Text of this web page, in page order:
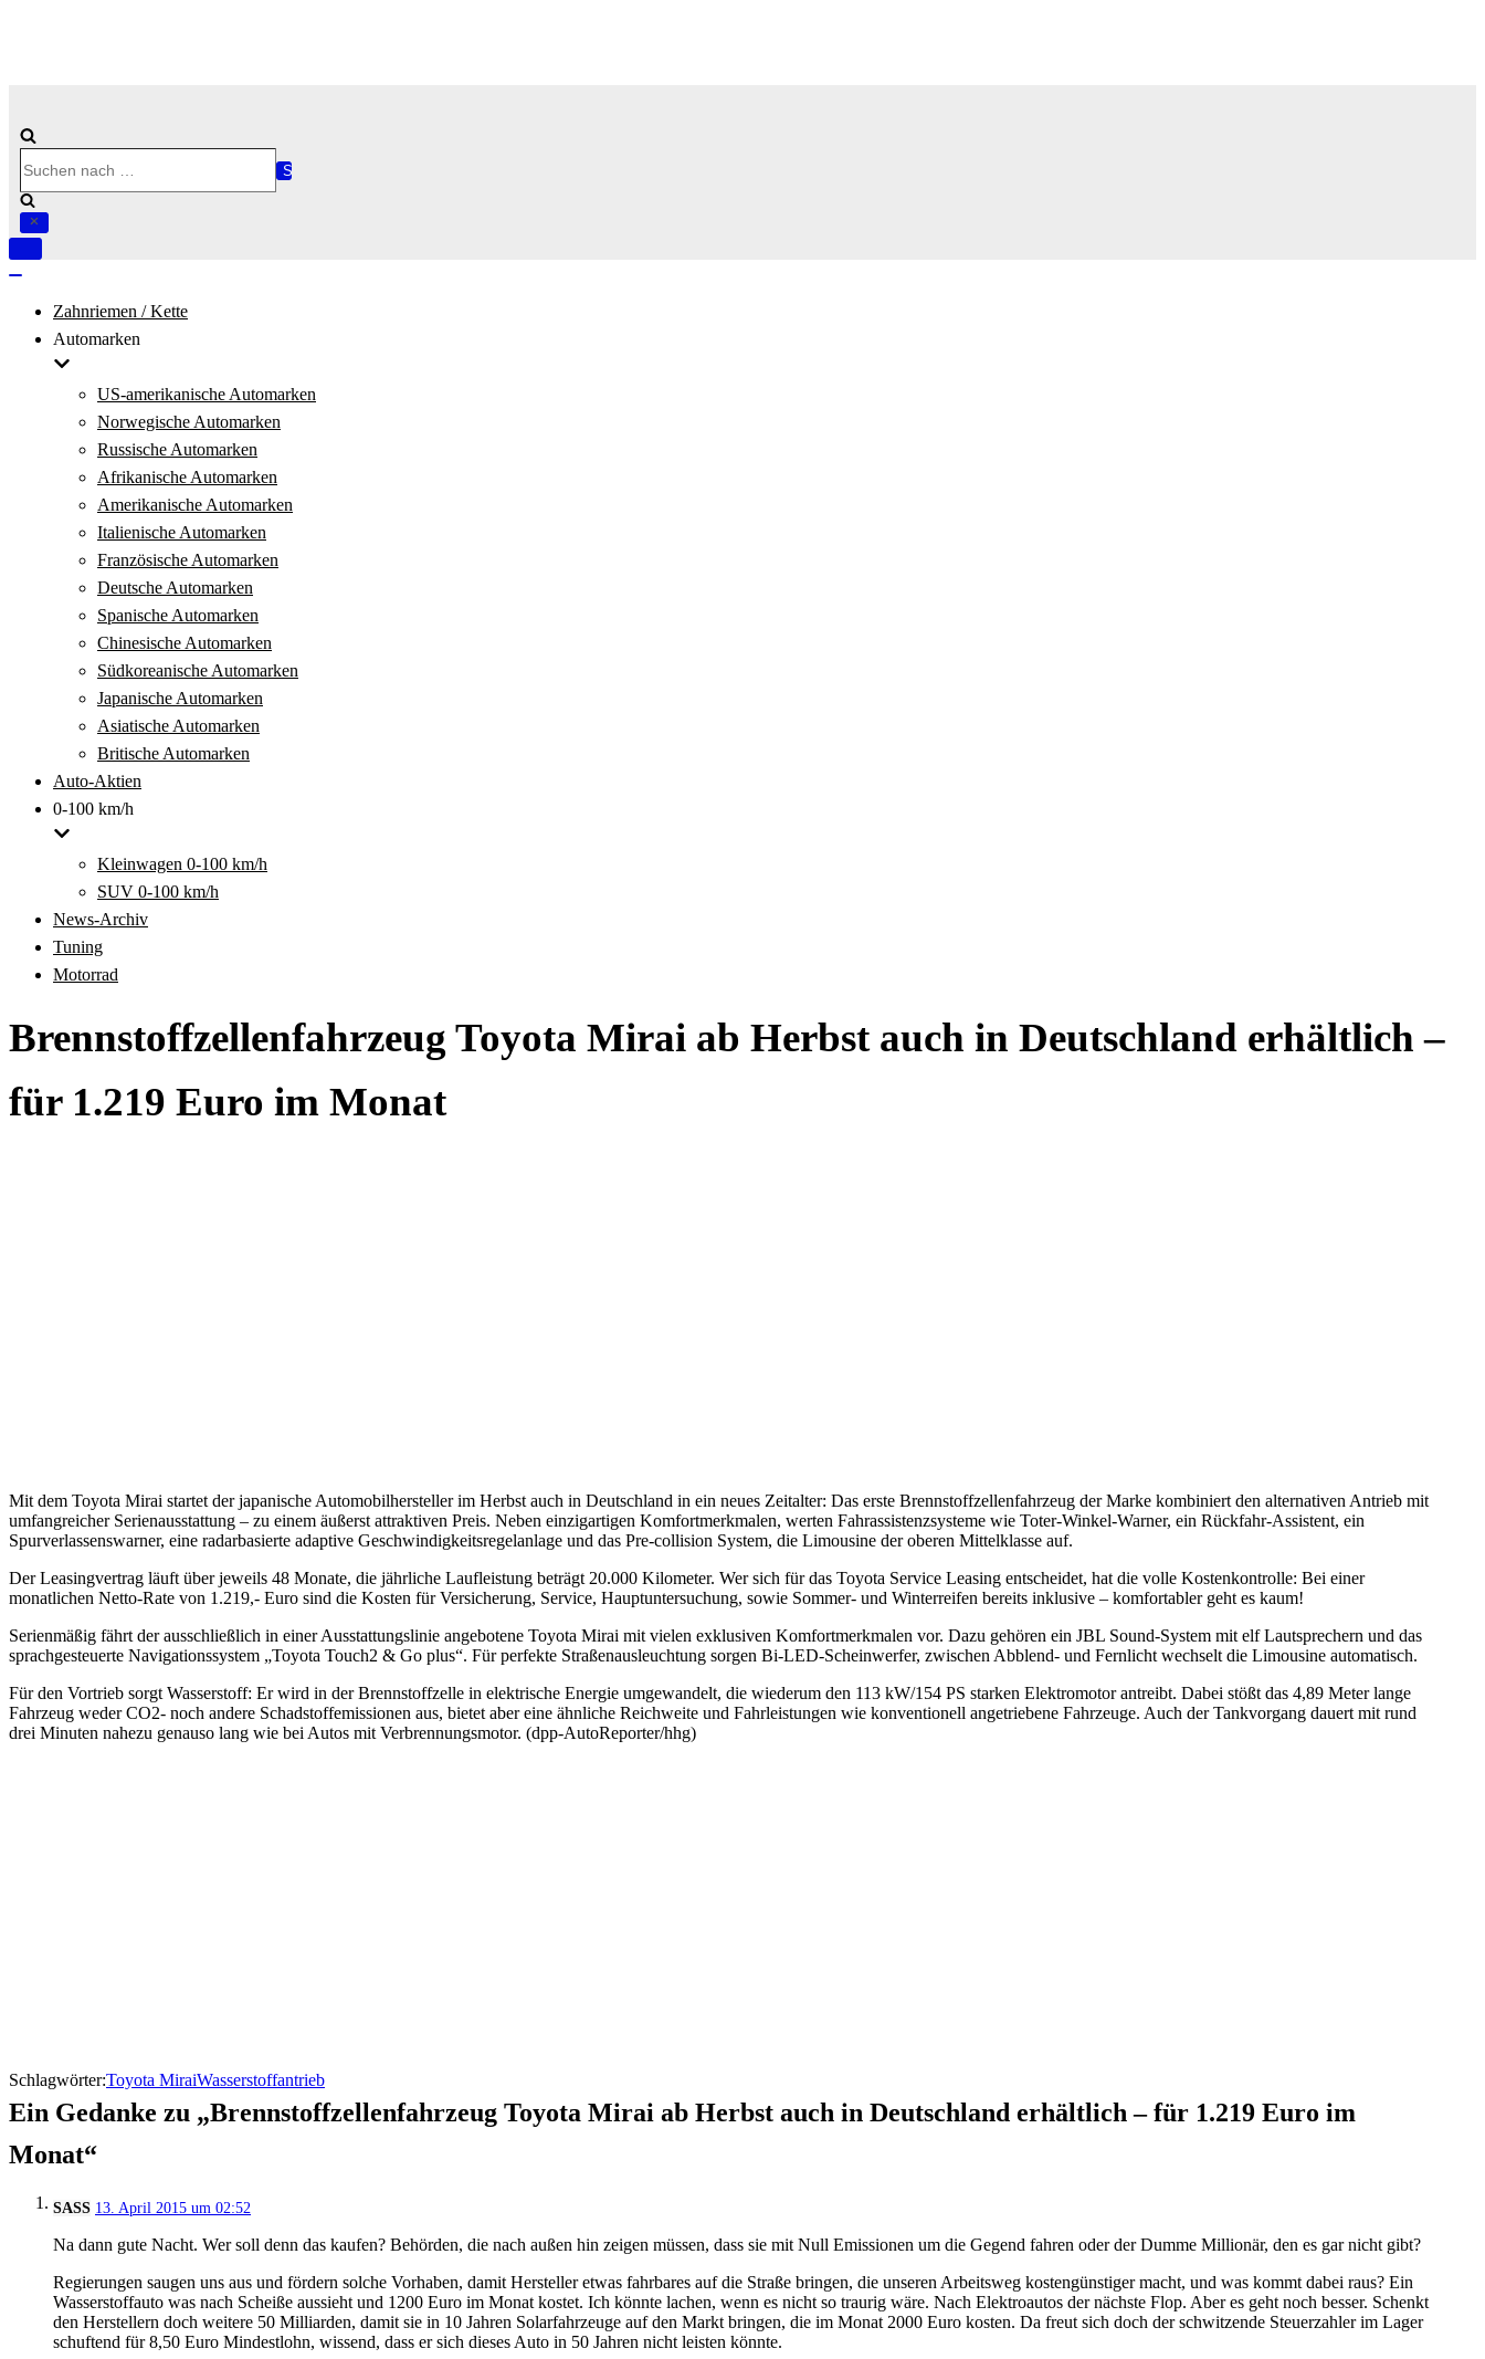
nach …
Navigation
Zahnriemen / Kette
Automarken
US-amerikanische Automarken
Norwegische Automarken
Russische Automarken
Afrikanische Automarken
Amerikanische Automarken
Italienische Automarken
Französische Automarken
Deutsche Automarken
Spanische Automarken
Chinesische Automarken
Südkoreanische Automarken
Japanische Automarken
Asiatische Automarken
Britische Automarken
Auto-Aktien
0-100 km/h
Kleinwagen 0-100 km/h
SUV 0-100 km/h
News-Archiv
Tuning
Motorrad
Brennstoffzellenfahrzeug Toyota Mirai ab Herbst auch in Deutschland erhältlich –
für 1.219 Euro im Monat
Mit dem Toyota Mirai startet der japanische Automobilhersteller im Herbst auch in Deutschland in ein neues Zeitalter: Das erste Brennstoffzellenfahrzeug der Marke kombiniert den alternativen Antrieb mit
umfangreicher Serienausstattung – zu einem äußerst attraktiven Preis. Neben einzigartigen Komfortmerkmalen, werten Fahrassistenzsysteme wie Toter-Winkel-Warner, ein Rückfahr-Assistent, ein
Spurverlassenswarner, eine radarbasierte adaptive Geschwindigkeitsregelanlage und das Pre-collision System, die Limousine der oberen Mittelklasse auf.
Der Leasingvertrag läuft über jeweils 48 Monate, die jährliche Laufleistung beträgt 20.000 Kilometer. Wer sich für das Toyota Service Leasing entscheidet, hat die volle Kostenkontrolle: Bei einer
monatlichen Netto-Rate von 1.219,- Euro sind die Kosten für Versicherung, Service, Hauptuntersuchung, sowie Sommer- und Winterreifen bereits inklusive – komfortabler geht es kaum!
Serienmäßig fährt der ausschließlich in einer Ausstattungslinie angebotene Toyota Mirai mit vielen exklusiven Komfortmerkmalen vor. Dazu gehören ein JBL Sound-System mit elf Lautsprechern und das
sprachgesteuerte Navigationssystem „Toyota Touch2 & Go plus“. Für perfekte Straßenausleuchtung sorgen Bi-LED-Scheinwerfer, zwischen Abblend- und Fernlicht wechselt die Limousine automatisch.
Für den Vortrieb sorgt Wasserstoff: Er wird in der Brennstoffzelle in elektrische Energie umgewandelt, die wiederum den 113 kW/154 PS starken Elektromotor antreibt. Dabei stößt das 4,89 Meter lange
Fahrzeug weder CO2- noch andere Schadstoffemissionen aus, bietet aber eine ähnliche Reichweite und Fahrleistungen wie konventionell angetriebene Fahrzeuge. Auch der Tankvorgang dauert mit rund
drei Minuten nahezu genauso lang wie bei Autos mit Verbrennungsmotor. (dpp-AutoReporter/hhg)
Schlagwörter:Toyota MiraiWasserstoffantrieb
Ein Gedanke zu „Brennstoffzellenfahrzeug Toyota Mirai ab Herbst auch in Deutschland erhältlich – für 1.219 Euro im
Monat“
SASS 13. April 2015 um 02:52
Na dann gute Nacht. Wer soll denn das kaufen? Behörden, die nach außen hin zeigen müssen, dass sie mit Null Emissionen um die Gegend fahren oder der Dumme Millionär, den es gar nicht gibt?
Regierungen saugen uns aus und fördern solche Vorhaben, damit Hersteller etwas fahrbares auf die Straße bringen, die unseren Arbeitsweg kostengünstiger macht, und was kommt dabei raus? Ein
Wasserstoffauto was nach Scheiße aussieht und 1200 Euro im Monat kostet. Ich könnte lachen, wenn es nicht so traurig wäre. Nach Elektroautos der nächste Flop. Aber es geht noch besser. Schenkt
den Herstellern doch weitere 50 Milliarden, damit sie in 10 Jahren Solarfahrzeuge auf den Markt bringen, die im Monat 2000 Euro kosten. Da freut sich doch der schwitzende Steuerzahler im Lager
schuftend für 8,50 Euro Mindestlohn, wissend, dass er sich dieses Auto in 50 Jahren nicht leisten könnte.